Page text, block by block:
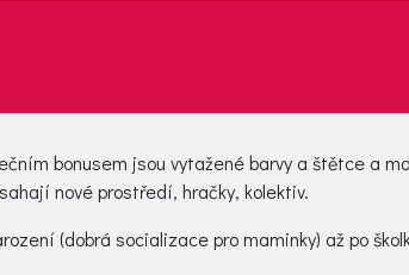
bonusem jsou vytažené barvy a štětce a
nové prostředí, hračky, kolektiv.
(dobrá socializace pro maminky) až po